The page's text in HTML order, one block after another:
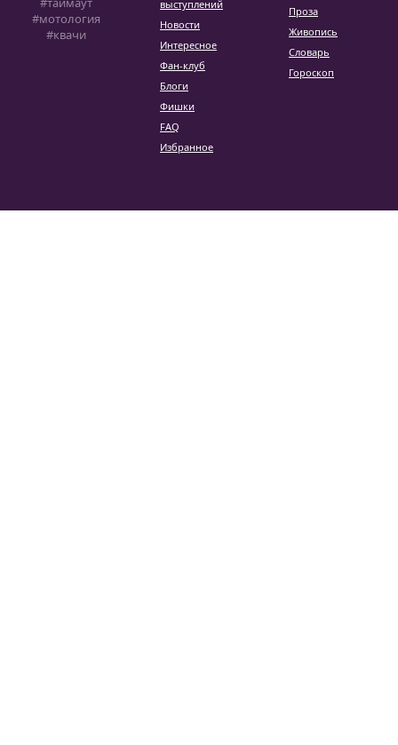
#мотология
#квачи
выступлений
Новости
Интересное
Фан-клуб
Блоги
Фишки
FAQ
Избранное
Проза
Живопись
Словарь
Гороскоп